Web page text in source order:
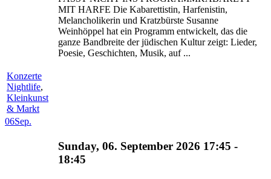
MIT HARFE Die Kabarettistin, Harfenistin,
Melancholikerin und Kratzbürste Susanne
Weinhöppel hat ein Programm entwickelt, das die
ganze Bandbreite der jüdischen Kultur zeigt: Lieder,
Poesie, Geschichten, Musik, auf ...
Konzerte
Nightlife,
Kleinkunst
& Markt
06Sep.
Sunday, 06. September 2026 17:45 -
18:45